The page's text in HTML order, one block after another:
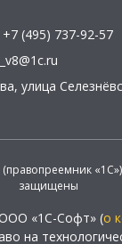
+7 (495) 737-92-57
, улица
защищены
«1С-Софт» (о
на